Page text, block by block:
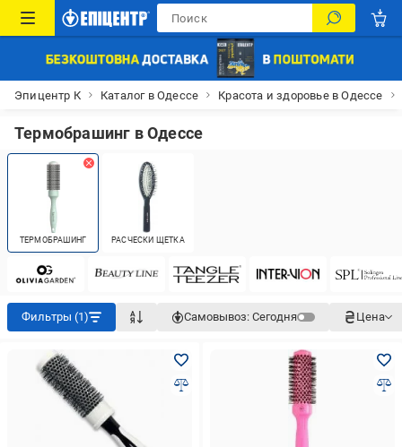
Эпицентр К Каталог в Одессе Красота и здоровье в Одессе
Термобрашинг в Одессе
ТЕРМОБРАШИНГ РАСЧЕСКИ ЩЕТКА
Фильтры (1) Самовывоз: Сегодня Цена